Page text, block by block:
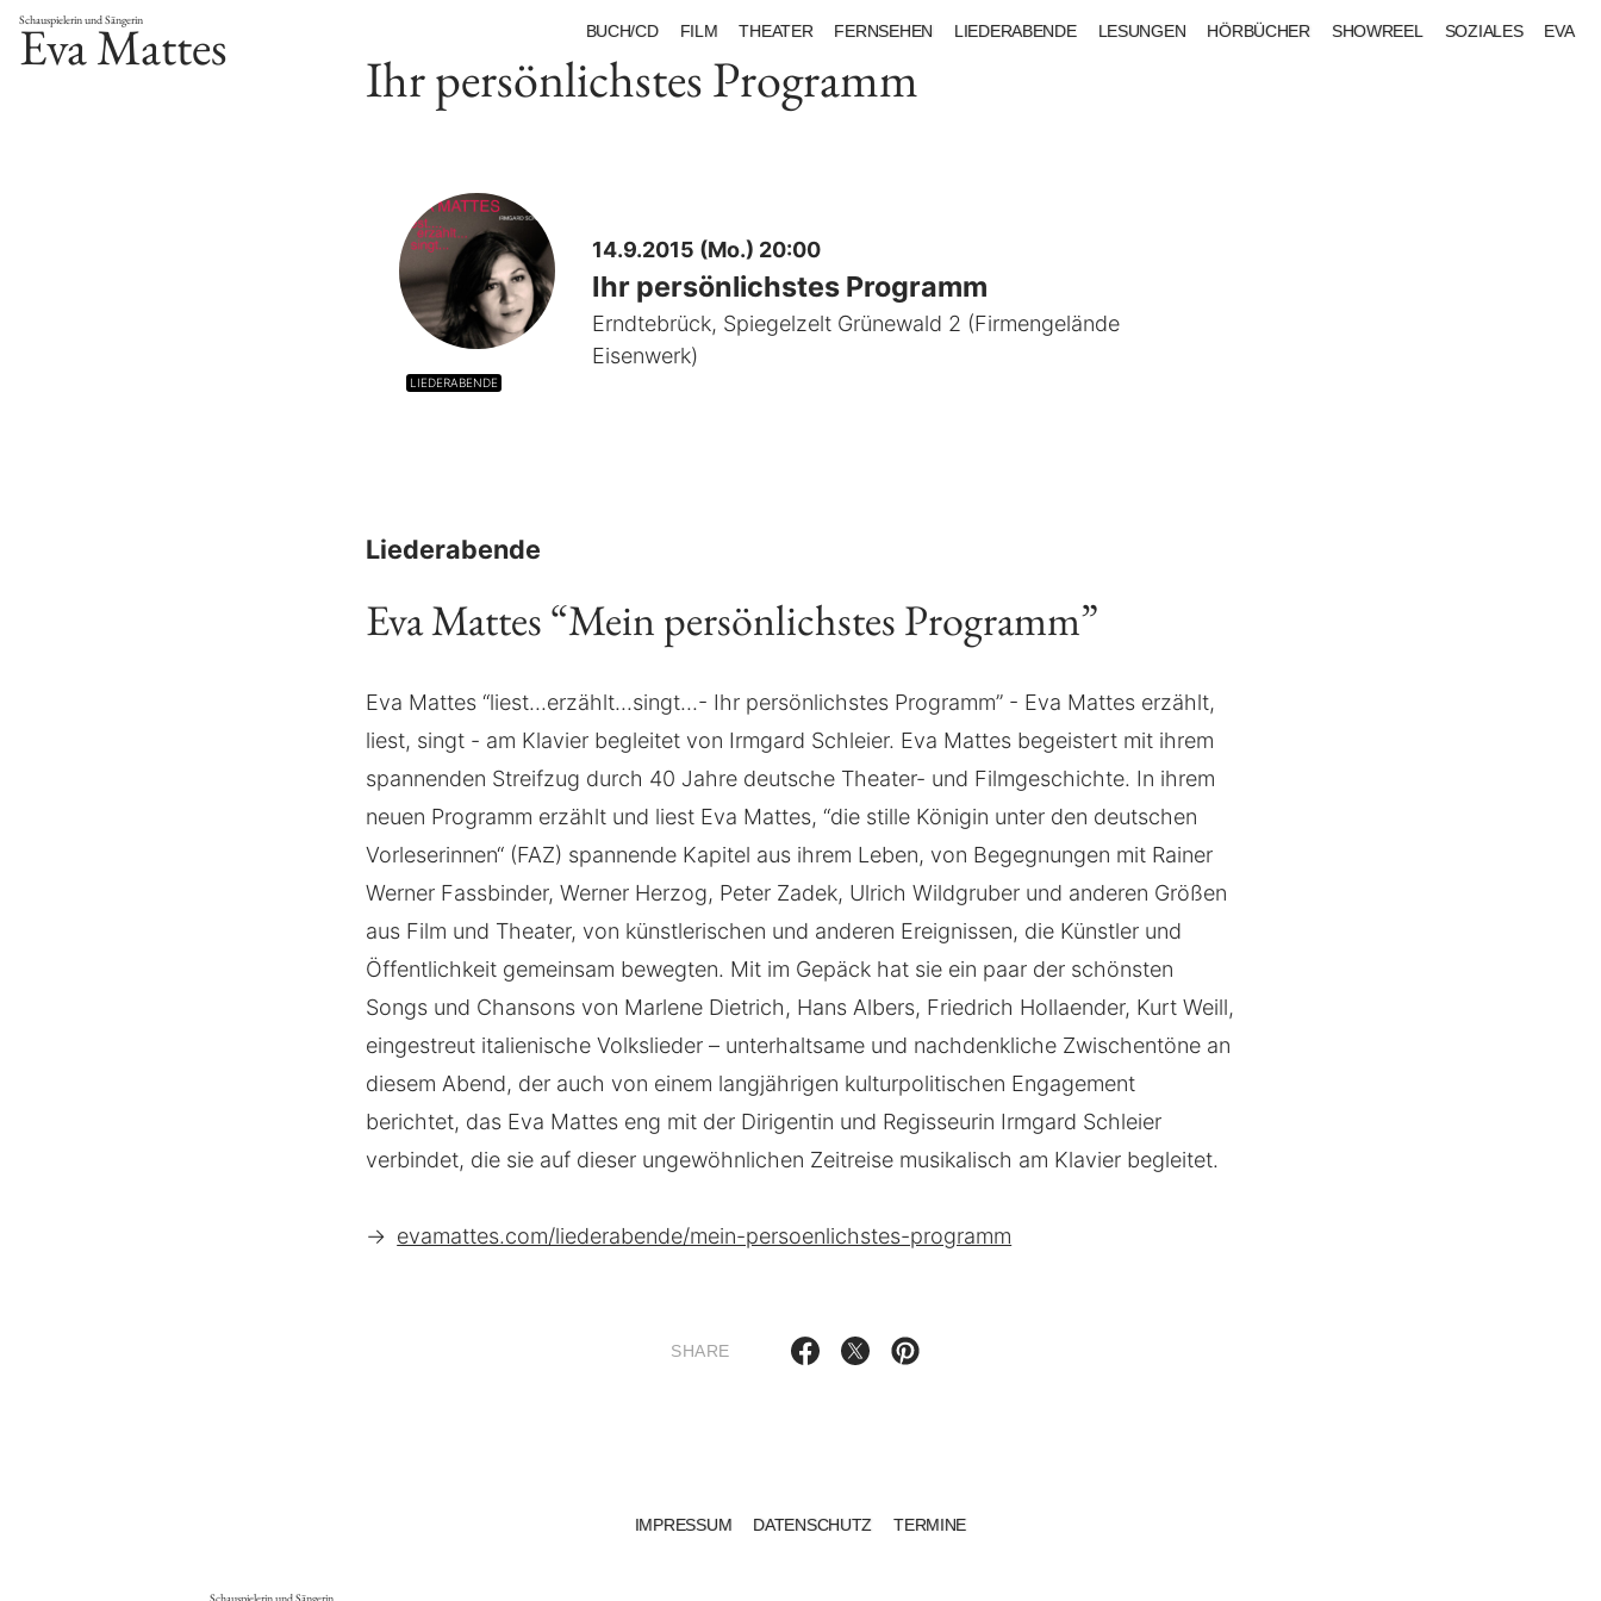
Schauspielerin und Sängerin
Eva Mattes BUCH/CD FILM THEATER FERNSEHEN LIEDERABENDE LESUNGEN HÖRBÜCHER SHOWREEL SOZIALES EVA
Ihr persönlichstes Programm
LIEDERABENDE
14.9.2015 (Mo.) 20:00
Ihr persönlichstes Programm
Erndtebrück, Spiegelzelt Grünewald 2 (Firmengelände
Eisenwerk)
Liederabende
Eva Mattes “Mein persönlichstes Programm”
Eva Mattes “liest...erzählt...singt...- Ihr persönlichstes Programm” - Eva Mattes erzählt,
liest, singt - am Klavier begleitet von Irmgard Schleier. Eva Mattes begeistert mit ihrem
spannenden Streifzug durch 40 Jahre deutsche Theater- und Filmgeschichte. In ihrem
neuen Programm erzählt und liest Eva Mattes, “die stille Königin unter den deutschen
Vorleserinnen“ (FAZ) spannende Kapitel aus ihrem Leben, von Begegnungen mit Rainer
Werner Fassbinder, Werner Herzog, Peter Zadek, Ulrich Wildgruber und anderen Größen
aus Film und Theater, von künstlerischen und anderen Ereignissen, die Künstler und
Öffentlichkeit gemeinsam bewegten. Mit im Gepäck hat sie ein paar der schönsten
Songs und Chansons von Marlene Dietrich, Hans Albers, Friedrich Hollaender, Kurt Weill,
eingestreut italienische Volkslieder – unterhaltsame und nachdenkliche Zwischentöne an
diesem Abend, der auch von einem langjährigen kulturpolitischen Engagement
berichtet, das Eva Mattes eng mit der Dirigentin und Regisseurin Irmgard Schleier
verbindet, die sie auf dieser ungewöhnlichen Zeitreise musikalisch am Klavier begleitet.
→ evamattes.com/liederabende/mein-persoenlichstes-programm
SHARE
IMPRESSUM DATENSCHUTZ TERMINE